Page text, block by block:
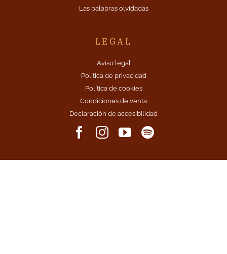
Las palabras olvidadas
LEGAL
Aviso legal
Política de privacidad
Política de cookies
Condiciones de venta
Declaración de accesibilidad